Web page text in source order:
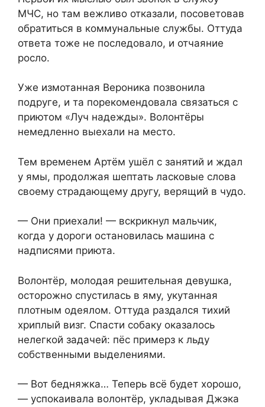
МЧС, но там вежливо отказали, посоветовав
обратиться в коммунальные службы. Оттуда
ответа тоже не последовало, и отчаяние
росло.
Уже измотанная Вероника позвонила
подруге, и та порекомендовала связаться с
приютом «Луч надежды». Волонтёры
немедленно выехали на место.
Тем временем Артём ушёл с занятий и ждал
у ямы, продолжая шептать ласковые слова
своему страдающему другу, верящий в чудо.
— Они приехали! — вскрикнул мальчик,
когда у дороги остановилась машина с
надписями приюта.
Волонтёр, молодая решительная девушка,
осторожно спустилась в яму, укутанная
плотным одеялом. Оттуда раздался тихий
хриплый визг. Спасти собаку оказалось
нелегкой задачей: пёс примерз к льду
собственными выделениями.
— Вот бедняжка… Теперь всё будет хорошо,
— успокаивала волонтёр, укладывая Джэка